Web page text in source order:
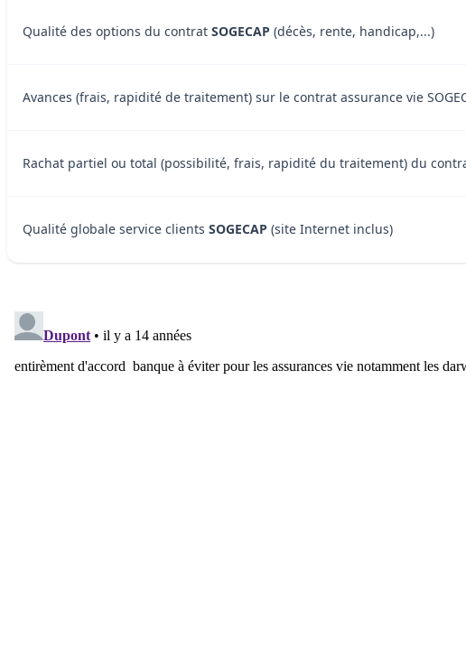
Qualité des options du contrat SOGECAP (décès, rente, handicap,...)
Avances (frais, rapidité de traitement) sur le contrat assurance vie
Rachat partiel ou total (possibilité, frais, rapidité du traitement) du
Qualité globale service clients SOGECAP (site Internet inclus)